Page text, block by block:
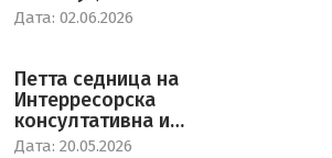
одговор за заштита
од насилство врз
Република Северна
Македонија“
Дата: 02.06.2026
Петта седница на
Интерресорска
консултативна и
советодавна група
Дата: 20.05.2026